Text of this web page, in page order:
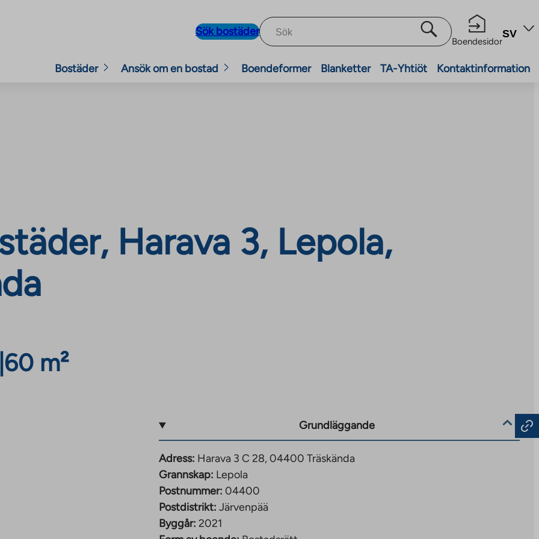
Sök bostäder
Boendesidor
SV
Bostäder Ansök om en bostad Boendeformer Blanketter TA-Yhtiöt Kontaktinformation
Harava 3, Lepola,
60 m²
Grundläggande
Adress: Harava 3 C 28, 04400 Träskända
Grannskap: Lepola
Postnummer: 04400
Postdistrikt: Järvenpää
Byggår: 2021